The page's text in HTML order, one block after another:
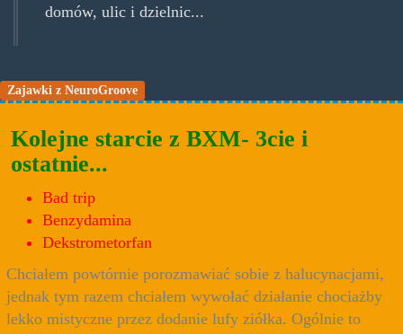
domów, ulic i dzielnic...
Zajawki z NeuroGroove
Kolejne starcie z BXM- 3cie i
ostatnie...
Bad trip
Benzydamina
Dekstrometorfan
Chciałem powtórnie porozmawiać sobie z halucynacjami,
jednak tym razem chciałem wywołać działanie chociażby
lekko mistyczne przez dodanie lufy ziółka. Ogólnie to